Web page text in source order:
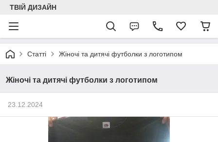
ТВІЙ ДИЗАЙН
Статті Жіночі та дитячі футболки з логотипом
Жіночі та дитячі футболки з логотипом
23.12.2024